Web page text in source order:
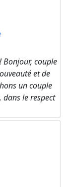
Bonjour, couple
et de
un couple
le respect